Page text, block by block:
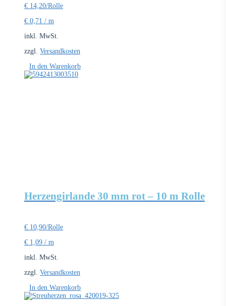
€ 14,20/Rolle
€ 0,71 / m
inkl. MwSt.
zzgl. Versandkosten
In den Warenkorb
Herzengirlande 30 mm rot – 10 m Rolle
€ 10,90/Rolle
€ 1,09 / m
inkl. MwSt.
zzgl. Versandkosten
In den Warenkorb